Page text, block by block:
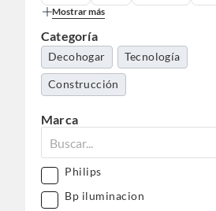
Mostrar más
Categoría
Decohogar Tecnología
Construcción
Marca
Philips
Bp iluminacion